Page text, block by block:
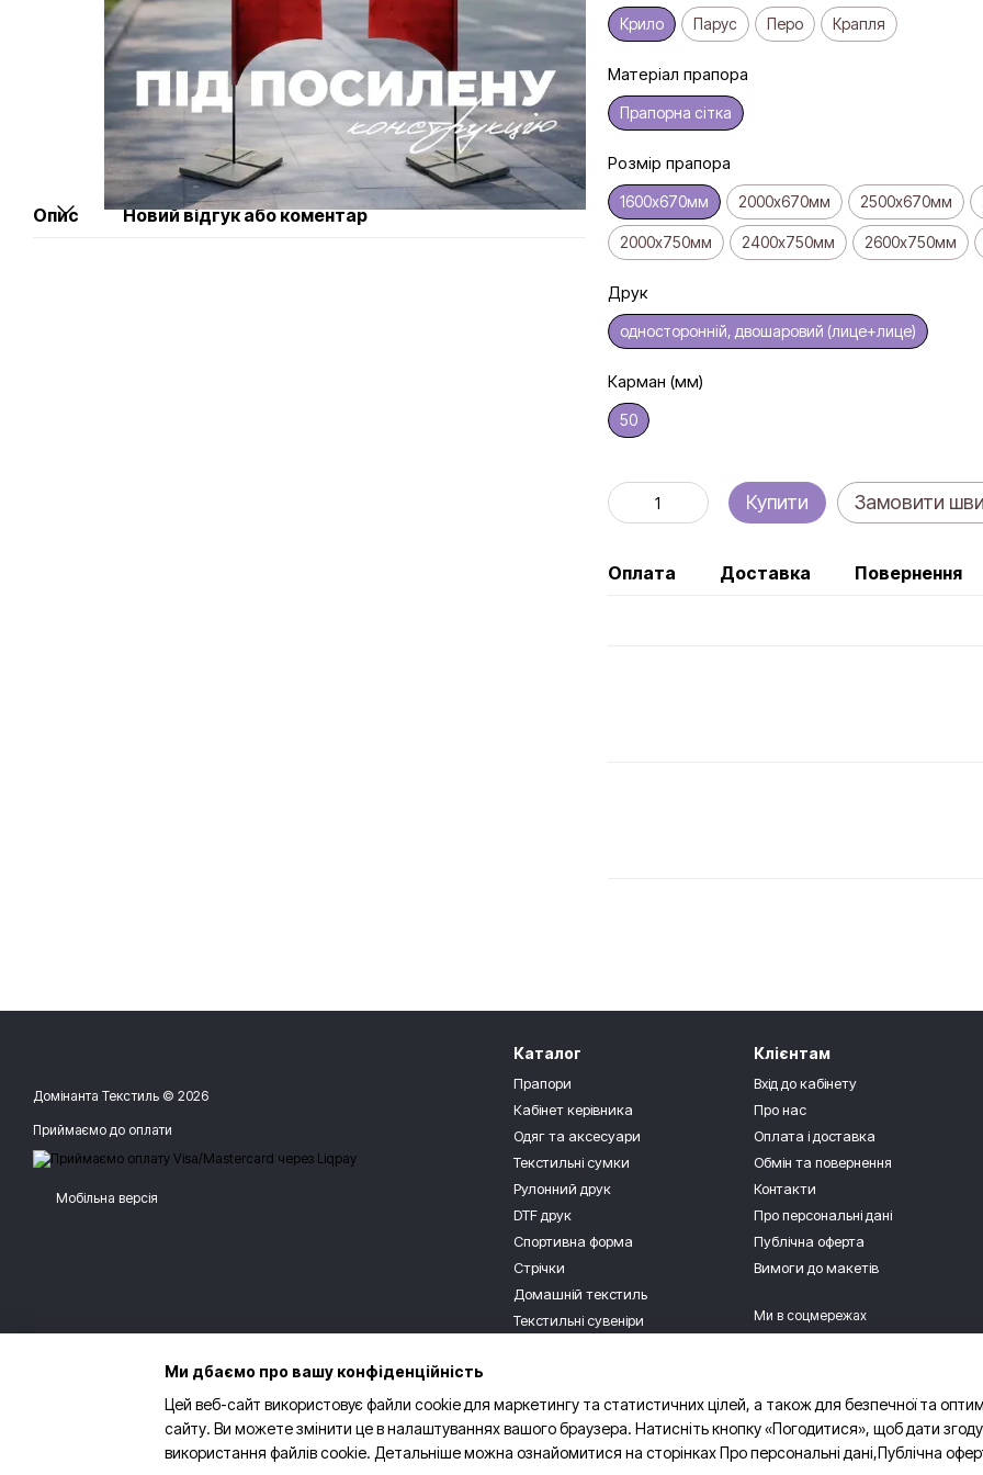
Опис Новий відгук або коментар
Крило Парус Перо Крапля
Матеріал прапора
Прапорна сітка
Розмір прапора
1600х670мм 2000х670мм 2500х670мм
2000х750мм 2400х750мм 2600х750мм
Друк
односторонній, двошаровий (лице+лице)
Карман (мм)
50
Купити Замовити
Оплата Доставка Повернення
Домінанта Текстиль © 2026
Приймаємо до оплати
Мобільна версія
Каталог
Прапори
Кабінет керівника
Одяг та аксесуари
Текстильні сумки
Рулонний друк
DTF друк
Спортивна форма
Стрічки
Домашній текстиль
Текстильні сувеніри
Клієнтам
Вхід до кабінету
Про нас
Оплата і доставка
Обмін та повернення
Контакти
Про персональні дані
Публічна оферта
Вимоги до макетів
Ми в соцмережах
Ми дбаємо про вашу конфіденційність
Цей веб-сайт використовує файли cookie для маркетингу та статистичних цілей, а також для безпечної та
сайту. Ви можете змінити це в налаштуваннях вашого браузера. Натисніть кнопку «Погодитися», щоб дати
використання файлів cookie. Детальніше можна ознайомитися на сторінкахПро персональні дані,Публічна